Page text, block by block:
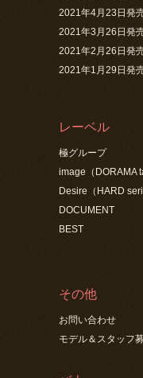
2021年4月23日発
2021年3月26日発
2021年2月26日発
2021年1月29日発
レーベル
極グループ
image（DORAMA
Desire（HARD
DOCUMENT
BEST
その他
お問い合わせ
モデル＆スタッフ